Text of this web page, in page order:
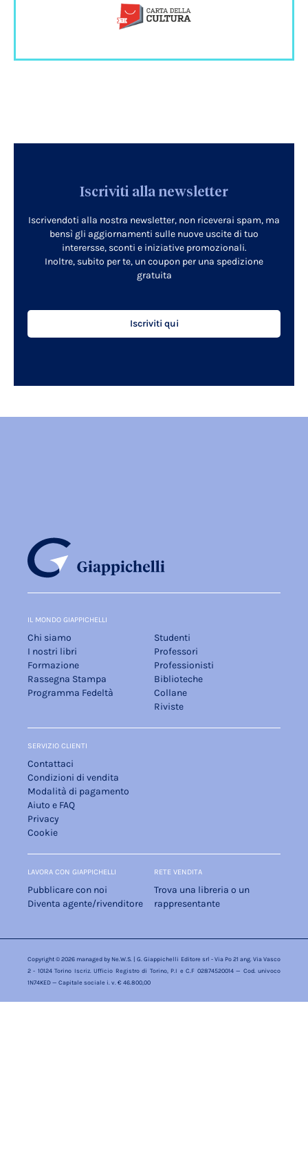
Iscriviti alla newsletter
Iscrivendoti alla nostra newsletter, non riceverai spam, ma
bensì gli aggiornamenti sulle nuove uscite di tuo
interersse, sconti e iniziative promozionali.
Inoltre, subito per te, un coupon per una spedizione
gratuita
Iscriviti qui
IL MONDO GIAPPICHELLI
Chi siamo
I nostri libri
Formazione
Rassegna Stampa
Programma Fedeltà
Studenti
Professori
Professionisti
Biblioteche
Collane
Riviste
SERVIZIO CLIENTI
Contattaci
Condizioni di vendita
Modalità di pagamento
Aiuto e FAQ
Privacy
Cookie
LAVORA CON GIAPPICHELLI
Pubblicare con noi
Diventa agente/rivenditore
RETE VENDITA
Trova una libreria o un
rappresentante
Copyright © 2026 managed by Ne.W.S. | G. Giappichelli Editore srl - Via Po 21 ang. Via Vasco
2 - 10124 Torino Iscriz. Ufficio Registro di Torino, P.I e C.F 02874520014 — Cod. univoco
1N74KED — Capitale sociale i. v. € 46.800,00